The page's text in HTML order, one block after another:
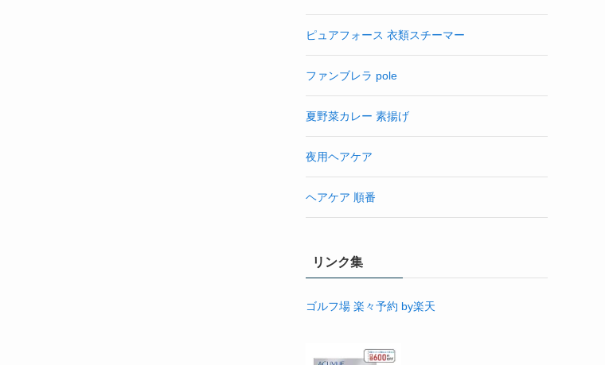
ピュアフォース 衣類スチーマー
ファンブレラ pole
夏野菜カレー 素揚げ
夜用ヘアケア
ヘアケア 順番
リンク集
ゴルフ場 楽々予約 by楽天